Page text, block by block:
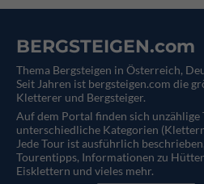
BERGSTEIGEN.com
Thema Bergsteigen in Österreich,
Seit Jahren ist bergsteigen.com die
Kletterer und Bergsteiger.
Auf dem Portal finden sich unzählige
unterschiedliche Kategorien
Jede Tour ist ausführlich
Tourentipps, Informationen zu
Eisklettern und vieles mehr.